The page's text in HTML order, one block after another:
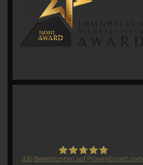
330 Bewertungen auf ProvenExpert.com